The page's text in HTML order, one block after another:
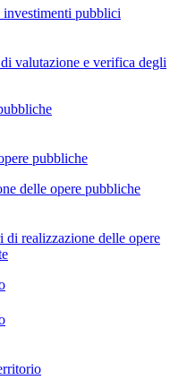
pubblici
valutazione e verifica degli
pubbliche
delle opere pubbliche
realizzazione delle opere